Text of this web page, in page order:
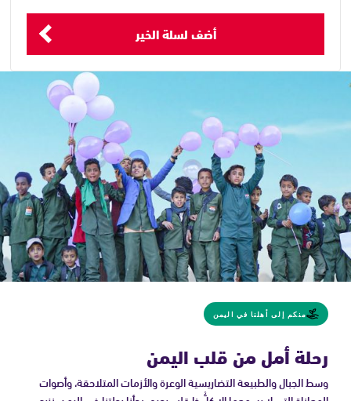
أضف لسلة الخير
منكم إلى أهلنا في اليمن
رحلة أمل من قلب اليمن
وسط الجبال والطبيعة التضاريسية الوعرة والأزمات المتلاحقة، وأصوات